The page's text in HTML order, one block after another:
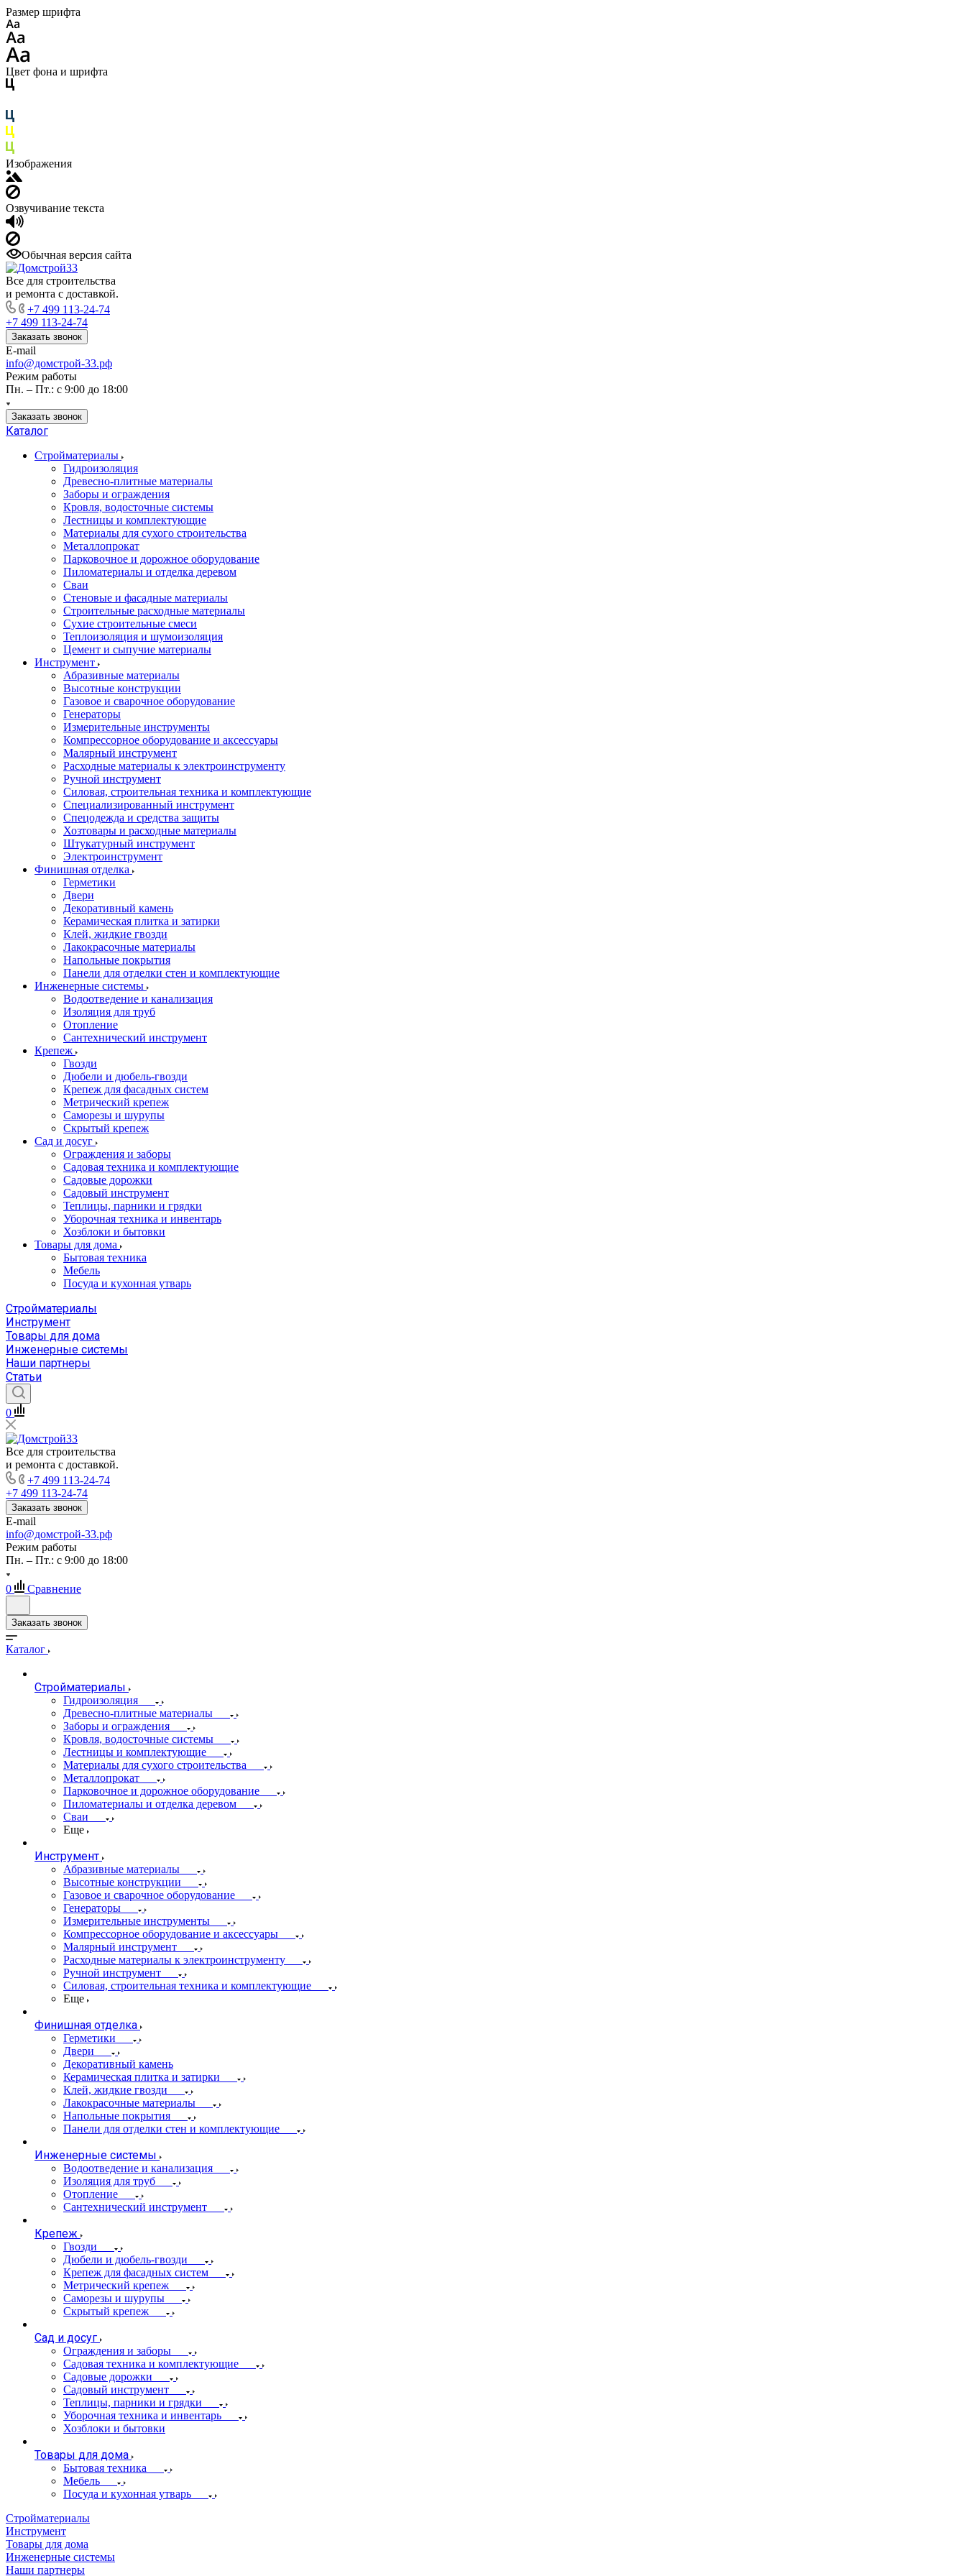
Размер шрифта
Цвет фона и шрифта
Изображения
Озвучивание текста
Обычная версия сайта
Все для строительства
и ремонта с доставкой.
+7 499 113-24-74
+7 499 113-24-74
Заказать звонок
E-mail
info@домстрой-33.рф
Режим работы
Пн. – Пт.: с 9:00 до 18:00
Заказать звонок
Каталог
Стройматериалы
Гидроизоляция
Древесно-плитные материалы
Заборы и ограждения
Кровля, водосточные системы
Лестницы и комплектующие
Материалы для сухого строительства
Металлопрокат
Парковочное и дорожное оборудование
Пиломатериалы и отделка деревом
Сваи
Стеновые и фасадные материалы
Строительные расходные материалы
Сухие строительные смеси
Теплоизоляция и шумоизоляция
Цемент и сыпучие материалы
Инструмент
Абразивные материалы
Высотные конструкции
Газовое и сварочное оборудование
Генераторы
Измерительные инструменты
Компрессорное оборудование и аксессуары
Малярный инструмент
Расходные материалы к электроинструменту
Ручной инструмент
Силовая, строительная техника и комплектующие
Специализированный инструмент
Спецодежда и средства защиты
Хозтовары и расходные материалы
Штукатурный инструмент
Электроинструмент
Финишная отделка
Герметики
Двери
Декоративный камень
Керамическая плитка и затирки
Клей, жидкие гвозди
Лакокрасочные материалы
Напольные покрытия
Панели для отделки стен и комплектующие
Инженерные системы
Водоотведение и канализация
Изоляция для труб
Отопление
Сантехнический инструмент
Крепеж
Гвозди
Дюбели и дюбель-гвозди
Крепеж для фасадных систем
Метрический крепеж
Саморезы и шурупы
Скрытый крепеж
Сад и досуг
Ограждения и заборы
Садовая техника и комплектующие
Садовые дорожки
Садовый инструмент
Теплицы, парники и грядки
Уборочная техника и инвентарь
Хозблоки и бытовки
Товары для дома
Бытовая техника
Мебель
Посуда и кухонная утварь
Стройматериалы
Инструмент
Товары для дома
Инженерные системы
Наши партнеры
Статьи
0
Все для строительства
и ремонта с доставкой.
+7 499 113-24-74
+7 499 113-24-74
Заказать звонок
E-mail
info@домстрой-33.рф
Режим работы
Пн. – Пт.: с 9:00 до 18:00
0 Сравнение
Заказать звонок
Каталог
Стройматериалы
Гидроизоляция
Древесно-плитные материалы
Заборы и ограждения
Кровля, водосточные системы
Лестницы и комплектующие
Материалы для сухого строительства
Металлопрокат
Парковочное и дорожное оборудование
Пиломатериалы и отделка деревом
Сваи
Еще
Инструмент
Абразивные материалы
Высотные конструкции
Газовое и сварочное оборудование
Генераторы
Измерительные инструменты
Компрессорное оборудование и аксессуары
Малярный инструмент
Расходные материалы к электроинструменту
Ручной инструмент
Силовая, строительная техника и комплектующие
Еще
Финишная отделка
Герметики
Двери
Декоративный камень
Керамическая плитка и затирки
Клей, жидкие гвозди
Лакокрасочные материалы
Напольные покрытия
Панели для отделки стен и комплектующие
Инженерные системы
Водоотведение и канализация
Изоляция для труб
Отопление
Сантехнический инструмент
Крепеж
Гвозди
Дюбели и дюбель-гвозди
Крепеж для фасадных систем
Метрический крепеж
Саморезы и шурупы
Скрытый крепеж
Сад и досуг
Ограждения и заборы
Садовая техника и комплектующие
Садовые дорожки
Садовый инструмент
Теплицы, парники и грядки
Уборочная техника и инвентарь
Хозблоки и бытовки
Товары для дома
Бытовая техника
Мебель
Посуда и кухонная утварь
Стройматериалы
Инструмент
Товары для дома
Инженерные системы
Наши партнеры